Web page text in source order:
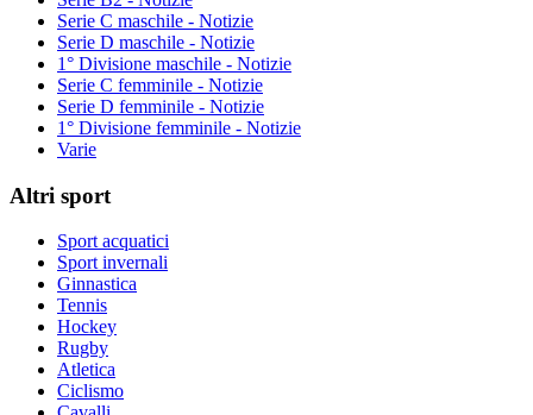
Serie C maschile - Notizie
Serie D maschile - Notizie
1° Divisione maschile - Notizie
Serie C femminile - Notizie
Serie D femminile - Notizie
1° Divisione femminile - Notizie
Varie
Altri sport
Sport acquatici
Sport invernali
Ginnastica
Tennis
Hockey
Rugby
Atletica
Ciclismo